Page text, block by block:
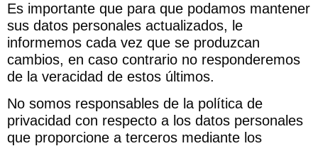
Es importante que para que podamos mantener
sus datos personales actualizados, le
informemos cada vez que se produzcan
cambios, en caso contrario no responderemos
de la veracidad de estos últimos.
No somos responsables de la política de
privacidad con respecto a los datos personales
que proporcione a terceros mediante los